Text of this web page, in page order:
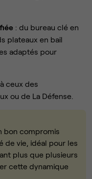
: du bureau clé en
plateaux en bail
adaptés pour
ceux des
ou de La Défense.
bon compromis
de vie, idéal pour les
plus que plusieurs
cette dynamique